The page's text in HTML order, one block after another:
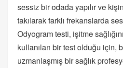
sessiz bir odada yapılır ve
takılarak farklı frekanslarda
Odyogram testi, işitme
kullanılan bir test olduğu için,
uzmanlaşmış bir sağlık